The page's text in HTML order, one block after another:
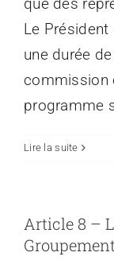
Le
une durée
commission
programme
Lire la suite
Article 8 –